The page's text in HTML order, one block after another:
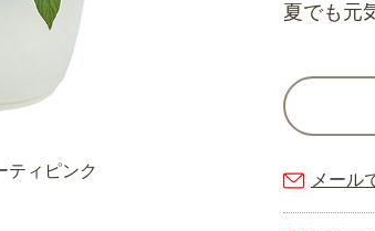
ティピンク
夏でも元
メール